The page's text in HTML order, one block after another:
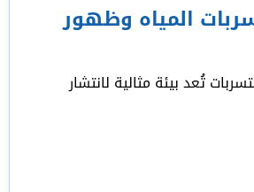
المياه وظهور
تُعد بيئة مثالية لانتشار